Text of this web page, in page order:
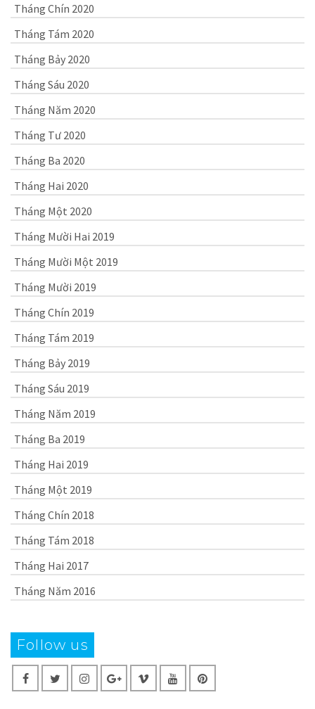
Tháng Chín 2020
Tháng Tám 2020
Tháng Bảy 2020
Tháng Sáu 2020
Tháng Năm 2020
Tháng Tư 2020
Tháng Ba 2020
Tháng Hai 2020
Tháng Một 2020
Tháng Mười Hai 2019
Tháng Mười Một 2019
Tháng Mười 2019
Tháng Chín 2019
Tháng Tám 2019
Tháng Bảy 2019
Tháng Sáu 2019
Tháng Năm 2019
Tháng Ba 2019
Tháng Hai 2019
Tháng Một 2019
Tháng Chín 2018
Tháng Tám 2018
Tháng Hai 2017
Tháng Năm 2016
Follow us